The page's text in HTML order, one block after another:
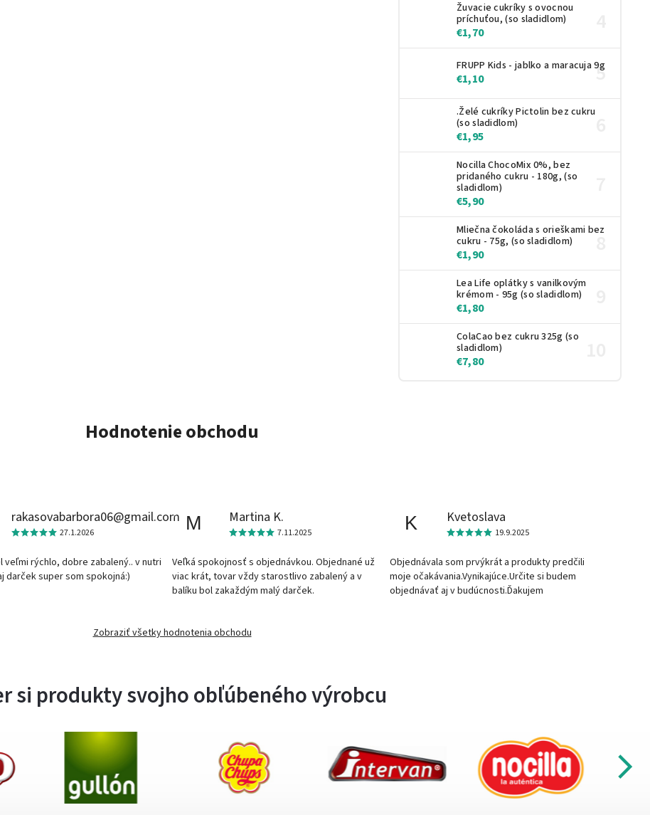
Žuvacie cukríky s ovocnou
príchuťou, (so sladidlom)
€1,70
FRUPP Kids - jablko a maracuja 9g
€1,10
.Želé cukríky Pictolin bez cukru
(so sladidlom)
€1,95
Nocilla ChocoMix 0%, bez
pridaného cukru - 180g, (so
sladidlom)
€5,90
Mliečna čokoláda s orieškami bez
cukru - 75g, (so sladidlom)
€1,90
Lea Life oplátky s vanilkovým
krémom - 95g (so sladidlom)
€1,80
ColaCao bez cukru 325g (so
sladidlom)
€7,80
Hodnotenie obchodu
rakasovabarbora06@gmail.com
27.1.2026
veľmi rýchlo, dobre zabalený.. v nutri
darček super som spokojná:)
M Martina K.
7.11.2025
Veľká spokojnosť s objednávkou. Objednané už
viac krát, tovar vždy starostlivo zabalený a v
balíku bol zakaždým malý darček.
K Kvetoslava
19.9.2025
Objednávala som prvýkrát a produkty predčili
moje očakávania.Vynikajúce.Určite si budem
objednávať aj v budúcnosti.Ďakujem
Zobraziť všetky hodnotenia obchodu
si produkty svojho obľúbeného výrobcu